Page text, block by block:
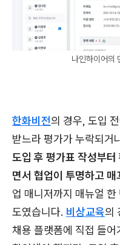
나인하이어의
한화비전의 경우, 도입
받느라 평가가 누락되거
도입 후 평가표 작성부
면서 협업이 투명하고
업 매니저까지 매뉴얼
도였습니다. 비상교육의
채용 플랫폼에 직접 들